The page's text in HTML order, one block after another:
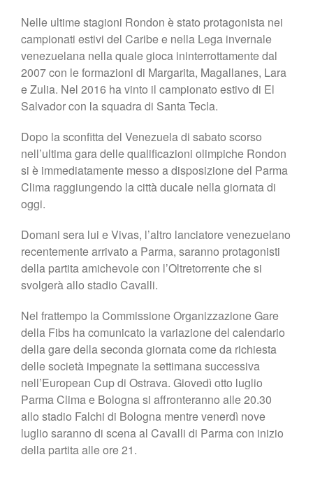
Nelle ultime stagioni Rondon è stato protagonista nei
campionati estivi del Caribe e nella Lega invernale
venezuelana nella quale gioca ininterrottamente dal
2007 con le formazioni di Margarita, Magallanes, Lara
e Zulia. Nel 2016 ha vinto il campionato estivo di El
Salvador con la squadra di Santa Tecla.
Dopo la sconfitta del Venezuela di sabato scorso
nell’ultima gara delle qualificazioni olimpiche Rondon
si è immediatamente messo a disposizione del Parma
Clima raggiungendo la città ducale nella giornata di
oggi.
Domani sera lui e Vivas, l’altro lanciatore venezuelano
recentemente arrivato a Parma, saranno protagonisti
della partita amichevole con l’Oltretorrente che si
svolgerà allo stadio Cavalli.
Nel frattempo la Commissione Organizzazione Gare
della Fibs ha comunicato la variazione del calendario
della gare della seconda giornata come da richiesta
delle società impegnate la settimana successiva
nell’European Cup di Ostrava. Giovedì otto luglio
Parma Clima e Bologna si affronteranno alle 20.30
allo stadio Falchi di Bologna mentre venerdì nove
luglio saranno di scena al Cavalli di Parma con inizio
della partita alle ore 21.